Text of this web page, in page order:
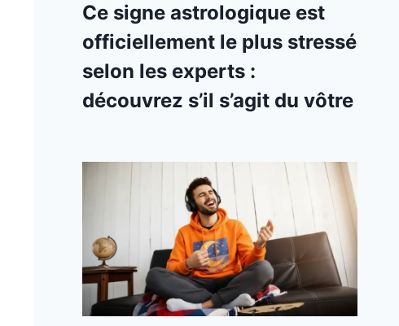
Ce signe astrologique est
officiellement le plus stressé
selon les experts :
découvrez s’il s’agit du vôtre